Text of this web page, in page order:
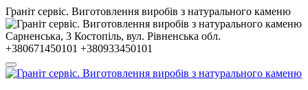
Гранiт сервiс. Виготовлення виробів з натурального каменю
Сарненська, 3 Костопiль, вул. Рiвненська обл.
+380671450101 +380933450101